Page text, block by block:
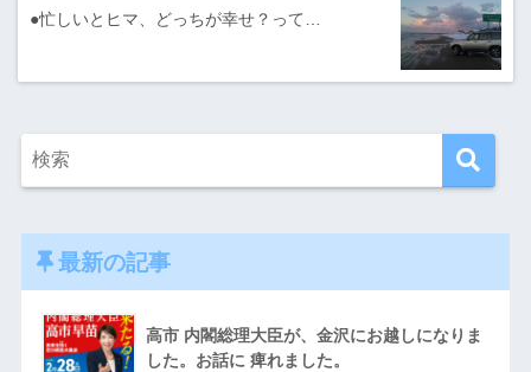
●忙しいとヒマ、どっちが幸せ？って…
最新の記事
高市 内閣総理大臣が、金沢にお越しになりま
した。お話に 痺れました。